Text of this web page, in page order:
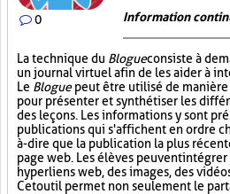
0 Information
La technique du Blogueconsiste à
un journal virtuel afin de les aider à
Le Bloguepeut être utilisé de
pour présenter et synthétiser les
des leçons. Les informations y sont
publications qui s'affichent en ordre
à-dire que la publication la plus
page web. Les élèves peuvent
hyperliens web, des images, des
Cet outil permet non seulement le